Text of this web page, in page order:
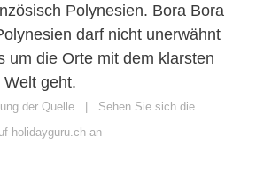
Polynesien. Bora Bora
darf nicht unerwähnt
um die Orte mit dem klarsten
geht.
der Quelle | Sehen Sie sich die
holidayguru.ch an